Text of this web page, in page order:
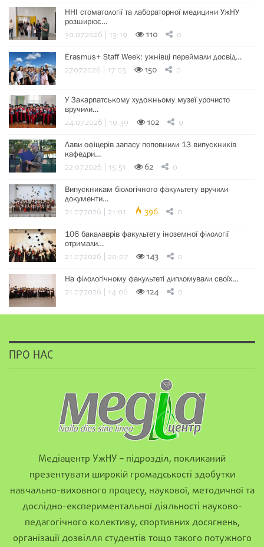
ННІ стоматології та лабораторної медицини УжНУ
розширює…
30.07.2026 | 13:19 110 0
Erasmus+ Staff Week: ужнівці переймали досвід…
27.07.2026 | 17:03 150 0
У Закарпатському художньому музеї урочисто
вручили…
24.07.2026 | 10:39 102 0
Лави офіцерів запасу поповнили 13 випускників
кафедри…
22.07.2026 | 15:51 62 0
Випускникам біологічного факультету вручили
документи…
21.07.2026 | 21:01 396 0
106 бакалаврів факультету іноземної філології
отримали…
21.07.2026 | 20:07 143 0
На філологічному факультеті дипломували своїх…
21.07.2026 | 14:06 124 0
ПРО НАС
Медіацентр УжНУ – підрозділ, покликаний
презентувати широкій громадськості здобутки
навчально-виховного процесу, наукової, методичної та
дослідно-експериментальної діяльності науково-
педагогічного колективу, спортивних досягнень,
організації дозвілля студентів тощо такого потужного